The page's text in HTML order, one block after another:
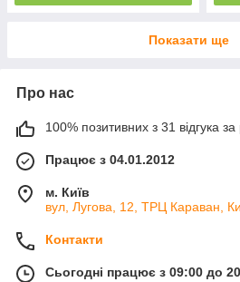
Показати ще
Про нас
100% позитивних з 31 відгука за
Працює з 04.01.2012
м. Київ
вул, Лугова, 12, ТРЦ Караван,
Контакти
Сьогодні працює з 09:00 до